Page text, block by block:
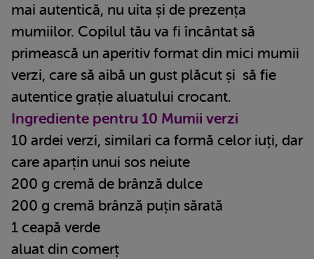
mai autentică, nu uita și de prezența
mumiilor. Copilul tău va fi încântat să
primească un aperitiv format din mici mumii
verzi, care să aibă un gust plăcut și să fie
autentice grație aluatului crocant.
Ingrediente pentru 10 Mumii verzi
10 ardei verzi, similari ca formă celor iuți, dar
care aparțin unui sos neiute
200 g cremă de brânză dulce
200 g cremă brânză puțin sărată
1 ceapă verde
aluat din comerț